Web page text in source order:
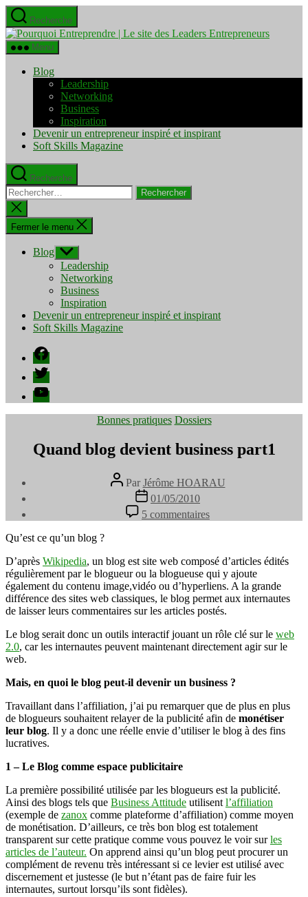
Aller
au
contenu
Recherche
Pourquoi
Menu
Blog
Leadership
Networking
Business
Inspiration
Devenir un entrepreneur inspiré et inspirant
Soft Skills Magazine
Recherche
Rechercher :
Fermer
la
recherche
Fermer le menu
Blog Afficher
le
sous-
menu
Leadership
Networking
Business
Inspiration
Devenir un entrepreneur inspiré et inspirant
Soft Skills Magazine
Facebook
Twitter
YouTube
Catégories
Bonnes pratiques Dossiers
Quand blog devient business part1
Auteur
de
l’article
Par Jérôme HOARAU
Date
de
l’article
01/05/2010
5 commentaires
Quand
business
part1
Qu’est ce qu’un blog ?
D’après Wikipedia, un blog est site web composé d’articles édités
régulièrement par le blogueur ou la blogueuse qui y ajoute
également du contenu image,vidéo ou d’hyperliens. A la grande
différence des sites web classiques, le blog permet aux internautes
de laisser leurs commentaires sur les articles postés.
Le blog serait donc un outils interactif jouant un rôle clé sur le web
2.0, car les internautes peuvent maintenant directement agir sur le
web.
Mais, en quoi le blog peut-il devenir un business ?
Travaillant dans l’affiliation, j’ai pu remarquer que de plus en plus
de blogueurs souhaitent relayer de la publicité afin de monétiser
leur blog. Il y a donc une réelle envie d’utiliser le blog à des fins
lucratives.
1 – Le Blog comme espace publicitaire
La première possibilité utilisée par les blogueurs est la publicité.
Ainsi des blogs tels que Business Attitude utilisent l’affiliation
(exemple de zanox comme plateforme d’affiliation) comme moyen
de monétisation. D’ailleurs, ce très bon blog est totalement
transparent sur cette pratique comme vous pouvez le voir surles
articles de l’auteur. On apprend ainsi qu’un blog peut procurer un
complément de revenu très intéressant si ce levier est utilisé avec
discernement et justesse (le but n’étant pas de faire fuir les
internautes, surtout lorsqu’ils sont fidèles).